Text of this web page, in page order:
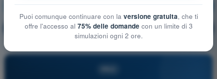
Spazi aerei Allenamento!
🔒 PRO Spiegazione domanda
Puoi comunque continuare con la versione gratuita, che ti
offre l'accesso al 75% delle domande con un limite di 3
simulazioni ogni 2 ore.